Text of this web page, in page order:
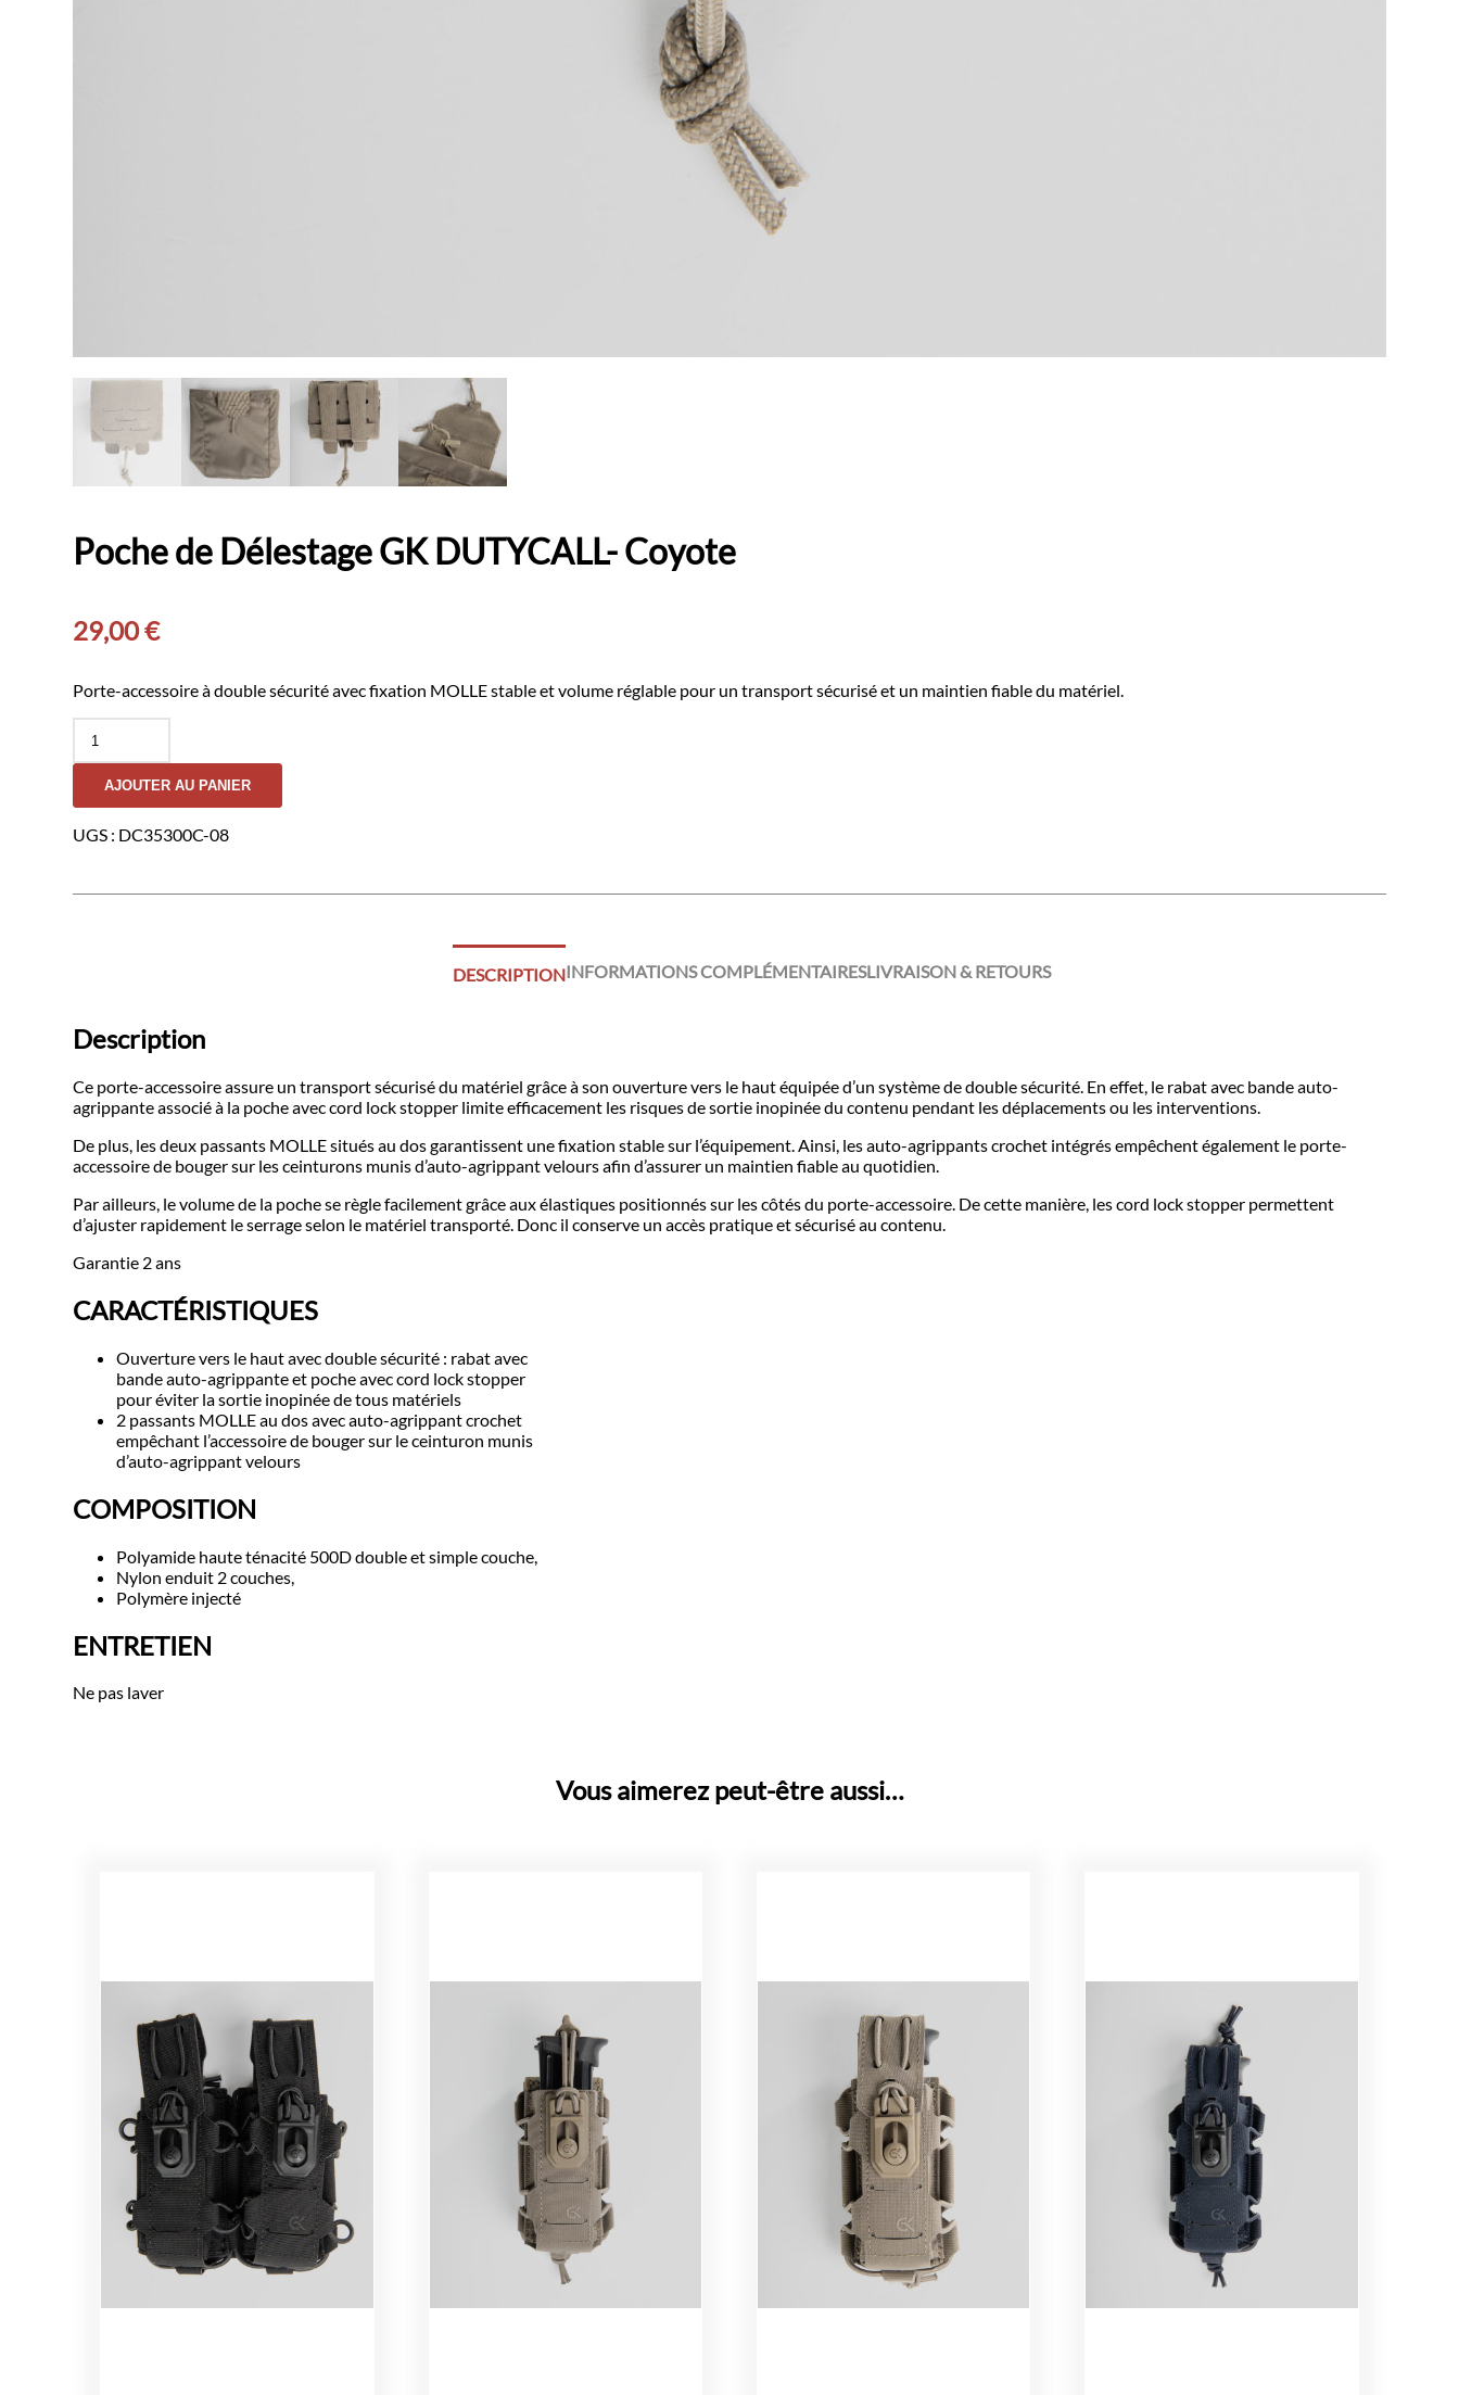
Poche de Délestage GK DUTYCALL- Coyote
29,00€
Porte-accessoire à double sécurité avec fixation MOLLE stable et volume réglable pour un transport sécurisé et un maintien fiable du matériel.
Poche
Délestage
GK
AJOUTER AU PANIER
UGS : DC35300C-08
DESCRIPTIONINFORMATIONS COMPLÉMENTAIRESLIVRAISON & RETOURS
Description
Ce porte-accessoire assure un transport sécurisé du matériel grâce à son ouverture vers le haut équipée d’un système de double sécurité. En effet, le rabat avec bande auto-
agrippante associé à la poche avec cord lock stopper limite efficacement les risques de sortie inopinée du contenu pendant les déplacements ou les interventions.
De plus, les deux passants MOLLE situés au dos garantissent une fixation stable sur l’équipement. Ainsi, les auto-agrippants crochet intégrés empêchent également le porte-
accessoire de bouger sur les ceinturons munis d’auto-agrippant velours afin d’assurer un maintien fiable au quotidien.
Par ailleurs, le volume de la poche se règle facilement grâce aux élastiques positionnés sur les côtés du porte-accessoire. De cette manière, les cord lock stopper permettent
d’ajuster rapidement le serrage selon le matériel transporté. Donc il conserve un accès pratique et sécurisé au contenu.
Garantie 2 ans
CARACTÉRISTIQUES
Ouverture vers le haut avec double sécurité : rabat avec
bande auto-agrippante et poche avec cord lock stopper
pour éviter la sortie inopinée de tous matériels
2 passants MOLLE au dos avec auto-agrippant crochet
empêchant l’accessoire de bouger sur le ceinturon munis
d’auto-agrippant velours
COMPOSITION
Polyamide haute ténacité 500D double et simple couche,
Nylon enduit 2 couches,
Polymère injecté
ENTRETIEN
Ne pas laver
Vous aimerez peut-être aussi…